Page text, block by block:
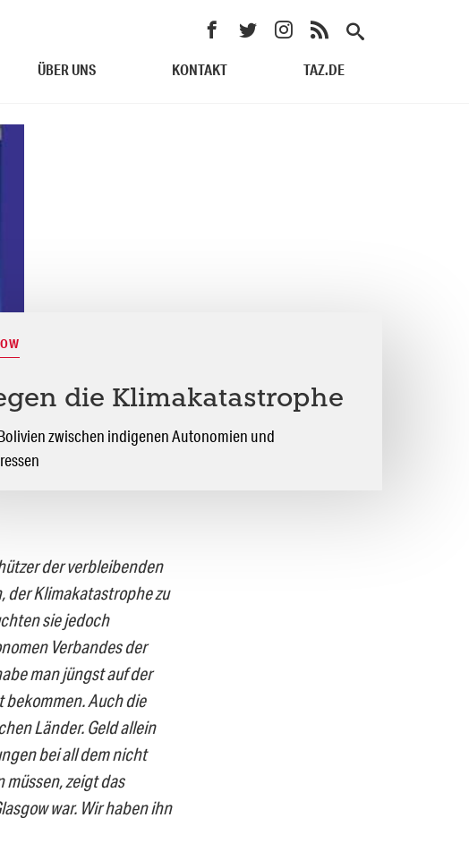
ÜBER UNS KONTAKT TAZ.DE
die Klimakatastrophe
zwischen indigenen Autonomien und
der verbleibenden
der Klimakatastrophe zu
sie jedoch
Verbandes der
man jüngst auf der
bekommen. Auch die
Länder. Geld allein
bei all dem nicht
zeigt das
war. Wir haben ihn